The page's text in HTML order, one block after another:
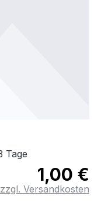
Tage
1,00 €
Versandkosten